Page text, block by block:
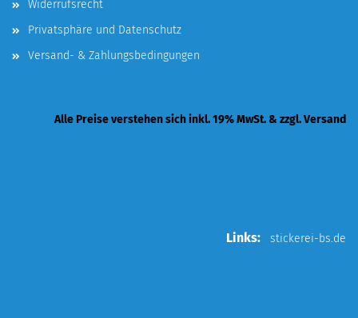
Widerrufsrecht
Privatsphäre und Datenschutz
Versand- & Zahlungsbedingungen
Alle Preise verstehen sich inkl. 19% MwSt. & zzgl. Versand
Links: stickerei-bs.de